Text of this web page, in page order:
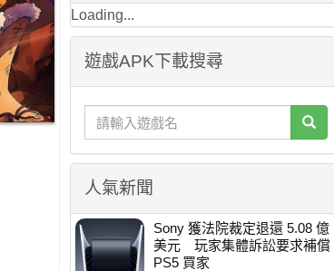
Loading...
遊戲APK下載搜尋
人氣新聞
Sony 獲法院裁定退還 5.08 億
美元 玩家集體訴訟要求補償
PS5 買家